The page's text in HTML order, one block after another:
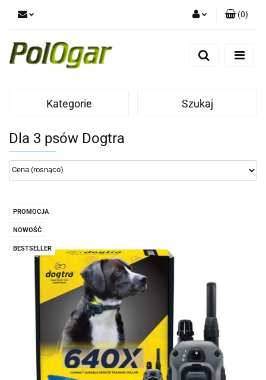
(0)
Kategorie Szukaj
Dla 3 psów Dogtra
PROMOCJA
NOWOŚĆ
BESTSELLER